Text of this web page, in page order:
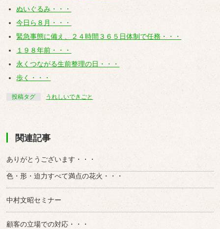
ぬいぐるみ・・・
今日ら８月・・・
緊急事態に備え、２４時間３６５日体制で任務・・・
１９８年前・・・
永くつながる生前整理の日・・・
歩く・・・
投稿タグ うれしいできごと
関連記事
ありがとうございます・・・
色・形・迫力すべて満点の花火・・・
中村文昭セミナー
顧客の立場での対応・・・